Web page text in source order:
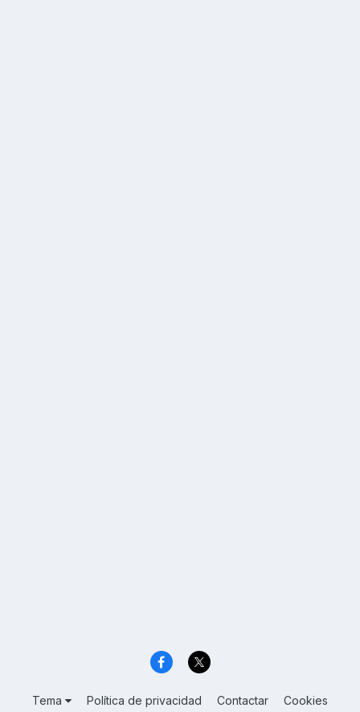
Tema Política de privacidad Contactar Cookies